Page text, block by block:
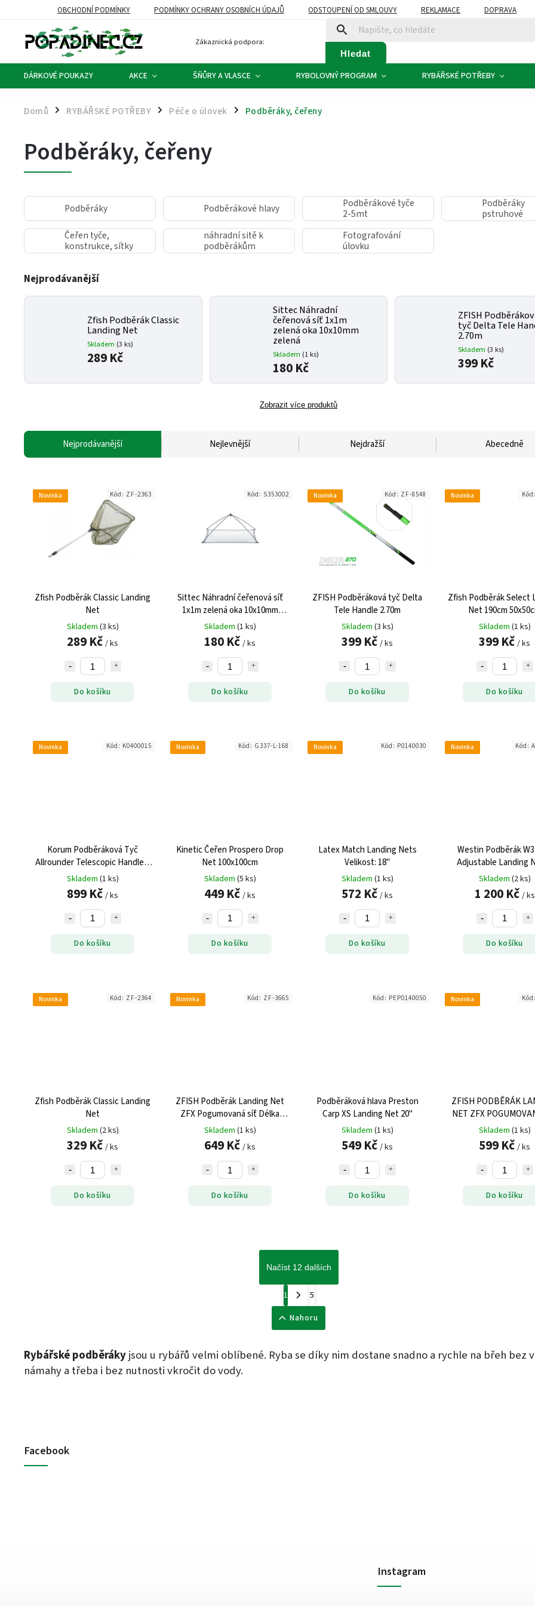
OBCHODNÍ PODMÍNKY PODMÍNKY OCHRANY OSOBNÍCH ÚDAJŮ ODSTOUPENÍ OD SMLOUVY REKLAMACE DOPRAVA
Zákaznická podpora:
Hledat
DÁRKOVÉ POUKAZY AKCE ŠŇŮRY A VLASCE RYBOLOVNÝ PROGRAM RYBÁŘSKÉ POTŘEBY
Domů / RYBÁŘSKÉ POTŘEBY / Péče o úlovek / Podběráky, čeřeny
Podběráky, čeřeny
Podběráky Podběrákové hlavy
Podběrákové tyče
2-5mt
Podběráky
pstruhové
Čeřen tyče,
konstrukce, sítky
náhradní sitě k
podběrákům
Fotografování
úlovku
Nejprodávanější
Zfish Podběrák Classic
Landing Net
Skladem (3 ks)
289 Kč
Sittec Náhradní
čeřenová síť 1x1m
zelená oka 10x10mm
zelená
Skladem (1 ks)
180 Kč
ZFISH
tyč Delta Tele
2.70m
Skladem (3 ks)
399 Kč
Zobrazit více produktů
Nejprodávanější Nejlevnější Nejdražší Abecedně
Novinka
Zfish Podběrák Classic Landing
Net
Skladem (3 ks)
289 Kč / ks
Do košíku
Kód: ZF-2363
Sittec Náhradní čeřenová síť
1x1m zelená oka 10x10mm
zelená
Skladem (1 ks)
180 Kč / ks
Do košíku
Kód: S353002 Novinka
ZFISH Podběráková tyč Delta
Tele Handle 2.70m
Skladem (3 ks)
399 Kč / ks
Do košíku
Kód: ZF-8548 Novinka
Zfish Podběrák Select
Net 190cm
Skladem (1 ks)
399 Kč / ks
Do košíku
Novinka
Korum Podběráková Tyč
Allrounder Telescopic Handle 2
m
Skladem (1 ks)
899 Kč / ks
Do košíku
Kód: K0400015 Novinka
Kinetic Čeřen Prospero Drop
Net 100x100cm
Skladem (5 ks)
449 Kč / ks
Do košíku
Kód: G337-L-168 Novinka
Latex Match Landing Nets
Velikost: 18"
Skladem (1 ks)
572 Kč / ks
Do košíku
Kód: P0140030 Novinka
Westin Podběrák
Adjustable Landing
Skladem (2 ks)
1 200 Kč / ks
Do košíku
Kód:
Novinka
Zfish Podběrák Classic Landing
Net
Skladem (2 ks)
329 Kč / ks
Do košíku
Kód: ZF-2364 Novinka
ZFISH Podběrák Landing Net
ZFX Pogumovaná síť Délka
240cm 60x60cm
Skladem (1 ks)
649 Kč / ks
Do košíku
Kód: ZF-3665
Podběráková hlava Preston
Carp XS Landing Net 20"
Skladem (1 ks)
549 Kč / ks
Do košíku
Kód: PEP0140050 Novinka
ZFISH PODBĚRÁK
NET ZFX
2mt 60x60cm
Skladem (1 ks)
599 Kč / ks
Do košíku
Načíst 12 dalších
1
5
Nahoru
Rybářské podběrákyjsou u rybářů velmi oblíbené. Ryba se díky nim dostane snadno a rychle na břeh bez
námahy a třeba i bez nutnosti vkročit do vody.
Facebook
Instagram